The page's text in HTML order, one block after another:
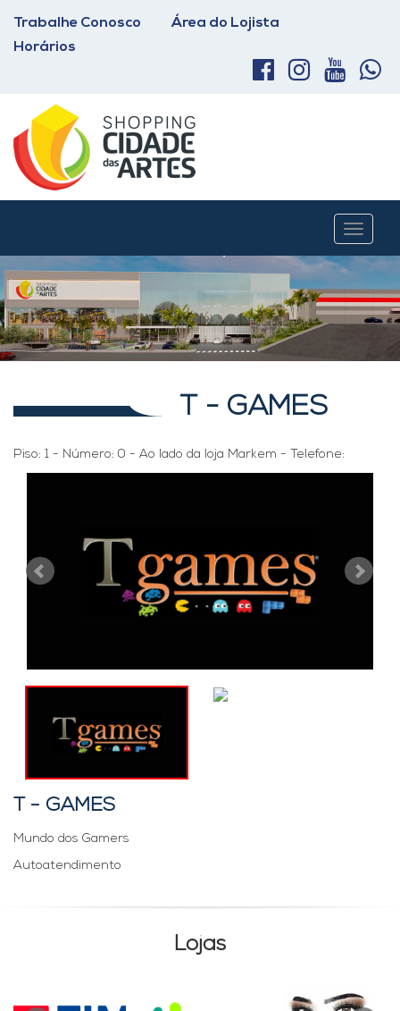
Trabalhe Conosco
Área do Lojista
Horários
Toggle
T - GAMES
Piso: 1 - Número: 0 - Ao lado da loja Markem - Telefone:
T - GAMES
Mundo dos Gamers
Autoatendimento
Lojas